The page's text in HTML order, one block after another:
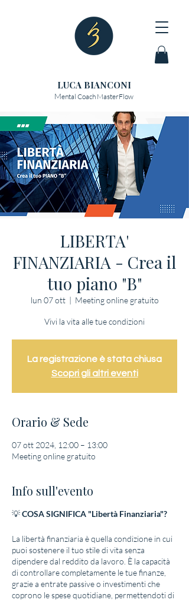
LUCA BIANCONI
Mental Coach MasterFlow
LIBERTA'
FINANZIARIA - Crea il
tuo piano "B"
lun 07 ott
  |
Meeting online gratuito
Vivi la vita alle tue condizioni
La registrazione è stata chiusa
Scopri gli altri eventi
Orario & Sede
07 ott 2024, 12:00 – 13:00
Meeting online gratuito
Info sull'evento
💡COSA SIGNIFICA "Libertà Finanziaria"?
La libertà finanziaria è quella condizione in cui
puoi sostenere il tuo stile di vita senza
dipendere dal reddito da lavoro. È la capacità
di controllare completamente le tue finanze,
grazie a entrate passive o investimenti che
coprono le spese quotidiane, permettendoti di